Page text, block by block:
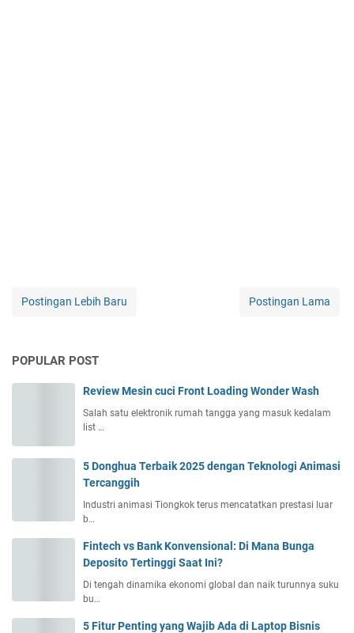
Postingan Lebih Baru Postingan Lama
POPULAR POST
Review Mesin cuci Front Loading Wonder Wash
Salah satu elektronik rumah tangga yang masuk kedalam
list …
5 Donghua Terbaik 2025 dengan Teknologi Animasi
Tercanggih
Industri animasi Tiongkok terus mencatatkan prestasi luar
b…
Fintech vs Bank Konvensional: Di Mana Bunga
Deposito Tertinggi Saat Ini?
Di tengah dinamika ekonomi global dan naik turunnya suku
bu…
5 Fitur Penting yang Wajib Ada di Laptop Bisnis